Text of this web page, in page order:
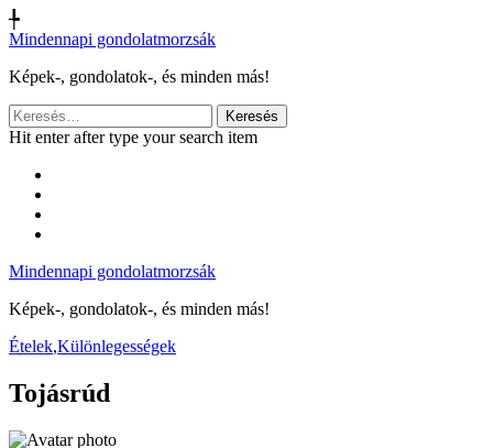
╄
Mindennapi gondolatmorzsák
Képek-, gondolatok-, és minden más!
Keresés:
Hit enter after type your search item
Mindennapi gondolatmorzsák
Képek-, gondolatok-, és minden más!
Ételek,Különlegességek
Tojásrúd